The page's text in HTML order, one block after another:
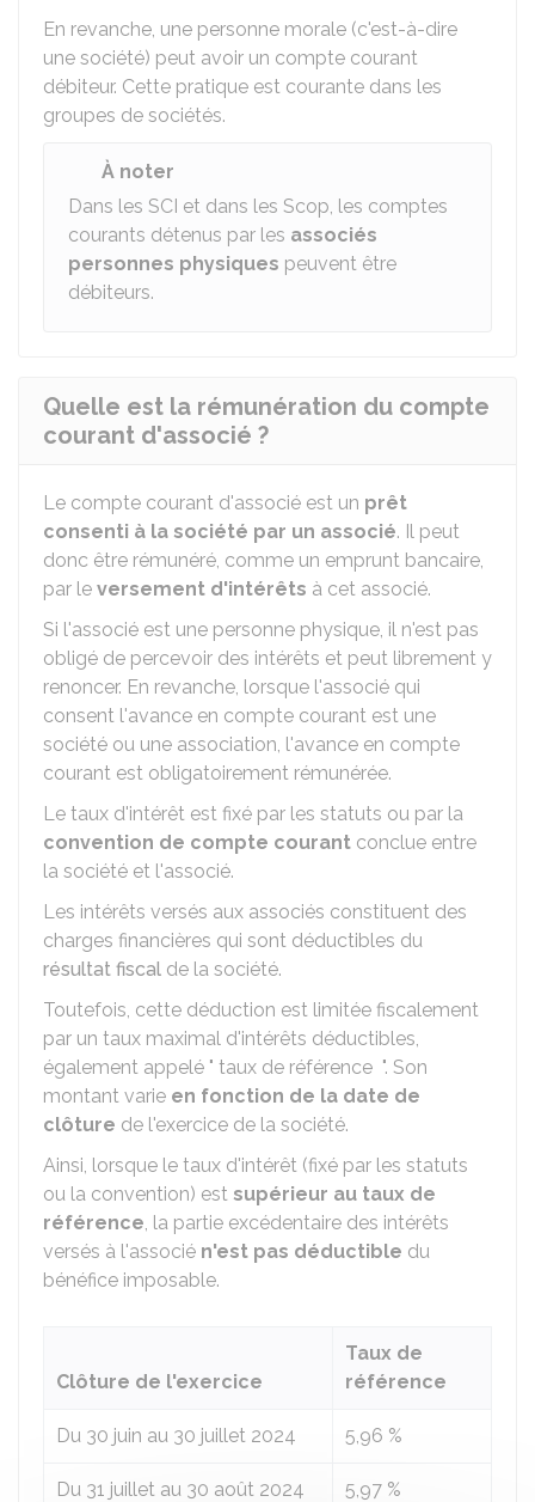
En revanche, une personne morale (c'est-à-dire
une société) peut avoir un compte courant
débiteur. Cette pratique est courante dans les
groupes de sociétés.
À noter
Dans les SCI et dans les Scop, les comptes
courants détenus par les associés
personnes physiques peuvent être
débiteurs.
Quelle est la rémunération du compte
courant d'associé ?
Le compte courant d'associé est un prêt
consenti à la société par un associé. Il peut
donc être rémunéré, comme un emprunt bancaire,
par le versement d'intérêts à cet associé.
Si l'associé est une personne physique, il n'est pas
obligé de percevoir des intérêts et peut librement y
renoncer. En revanche, lorsque l'associé qui
consent l'avance en compte courant est une
société ou une association, l'avance en compte
courant est obligatoirement rémunérée.
Le taux d'intérêt est fixé par les statuts ou par la
convention de compte courant conclue entre
la société et l'associé.
Les intérêts versés aux associés constituent des
charges financières qui sont déductibles du
résultat fiscal de la société.
Toutefois, cette déduction est limitée fiscalement
par un taux maximal d'intérêts déductibles,
également appelé " taux de référence ". Son
montant varie en fonction de la date de
clôture de l'exercice de la société.
Ainsi, lorsque le taux d'intérêt (fixé par les statuts
ou la convention) est supérieur au taux de
référence, la partie excédentaire des intérêts
versés à l'associé n'est pas déductible du
bénéfice imposable.
Clôture de l'exercice
Taux de
référence
Du 30 juin au 30 juillet 2024 5,96 %
Du 31 juillet au 30 août 2024 5,97 %